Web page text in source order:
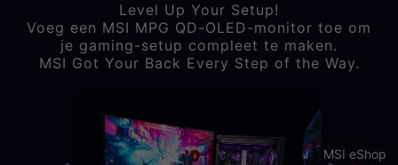
MSI eShop
Level Up Your Setup!
Voeg een MSI MPG QD-OLED-monitor toe om
je gaming-setup compleet te maken.
MSI Got Your Back Every Step of the Way.